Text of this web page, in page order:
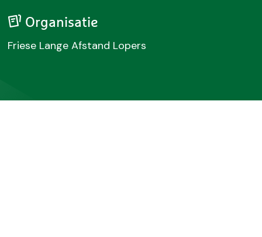
Organisatie
Friese Lange Afstand Lopers